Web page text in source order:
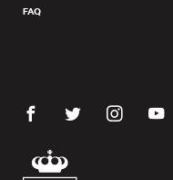
FAQ